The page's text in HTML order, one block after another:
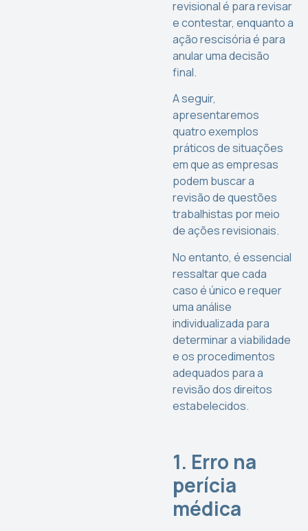
revisional é para revisar
e contestar, enquanto a
ação rescisória é para
anular uma decisão
final.
A seguir,
apresentaremos
quatro exemplos
práticos de situações
em que as empresas
podem buscar a
revisão de questões
trabalhistas por meio
de ações revisionais.
No entanto, é essencial
ressaltar que cada
caso é único e requer
uma análise
individualizada para
determinar a viabilidade
e os procedimentos
adequados para a
revisão dos direitos
estabelecidos.
1. Erro na
perícia
médica